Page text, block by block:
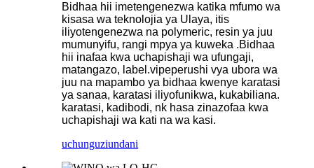
Bidhaa hii imetengenezwa katika mfumo wa
kisasa wa teknolojia ya Ulaya, itis
iliyotengenezwa na polymeric, resin ya juu
mumunyifu, rangi mpya ya kuweka .Bidhaa
hii inafaa kwa uchapishaji wa ufungaji,
matangazo, label.vipeperushi vya ubora wa
juu na mapambo ya bidhaa kwenye karatasi
ya sanaa, karatasi iliyofunikwa, kukabiliana.
karatasi, kadibodi, nk hasa zinazofaa kwa
uchapishaji wa kati na wa kasi.
uchunguziundani